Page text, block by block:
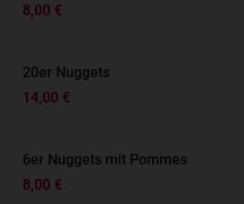
8,00 €
20er Nuggets
14,00 €
6er Nuggets mit Pommes
8,00 €